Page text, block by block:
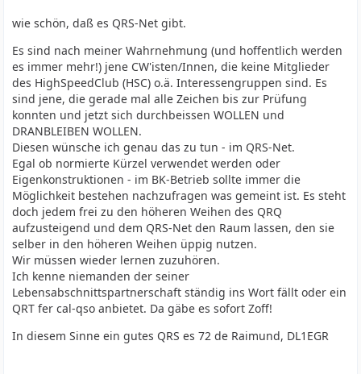
wie schön, daß es QRS-Net gibt.
Es sind nach meiner Wahrnehmung (und hoffentlich werden
es immer mehr!) jene CW'isten/Innen, die keine Mitglieder
des HighSpeedClub (HSC) o.ä. Interessengruppen sind. Es
sind jene, die gerade mal alle Zeichen bis zur Prüfung
konnten und jetzt sich durchbeissen WOLLEN und
DRANBLEIBEN WOLLEN.
Diesen wünsche ich genau das zu tun - im QRS-Net.
Egal ob normierte Kürzel verwendet werden oder
Eigenkonstruktionen - im BK-Betrieb sollte immer die
Möglichkeit bestehen nachzufragen was gemeint ist. Es steht
doch jedem frei zu den höheren Weihen des QRQ
aufzusteigend und dem QRS-Net den Raum lassen, den sie
selber in den höheren Weihen üppig nutzen.
Wir müssen wieder lernen zuzuhören.
Ich kenne niemanden der seiner
Lebensabschnittspartnerschaft ständig ins Wort fällt oder ein
QRT fer cal-qso anbietet. Da gäbe es sofort Zoff!
In diesem Sinne ein gutes QRS es 72 de Raimund, DL1EGR